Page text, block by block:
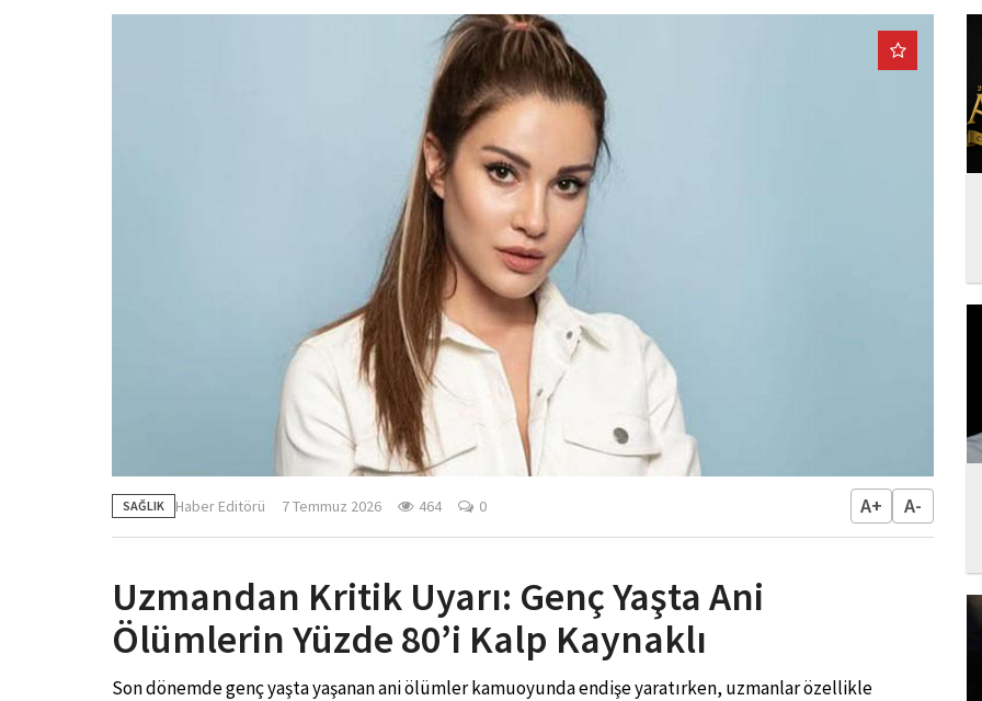
SAĞLIK Haber Editörü 7 Temmuz 2026 464 0 A+ A-
Uzmandan Kritik Uyarı: Genç Yaşta Ani
Ölümlerin Yüzde 80’i Kalp Kaynaklı
Son dönemde genç yaşta yaşanan ani ölümler kamuoyunda endişe yaratırken, uzmanlar özellikle